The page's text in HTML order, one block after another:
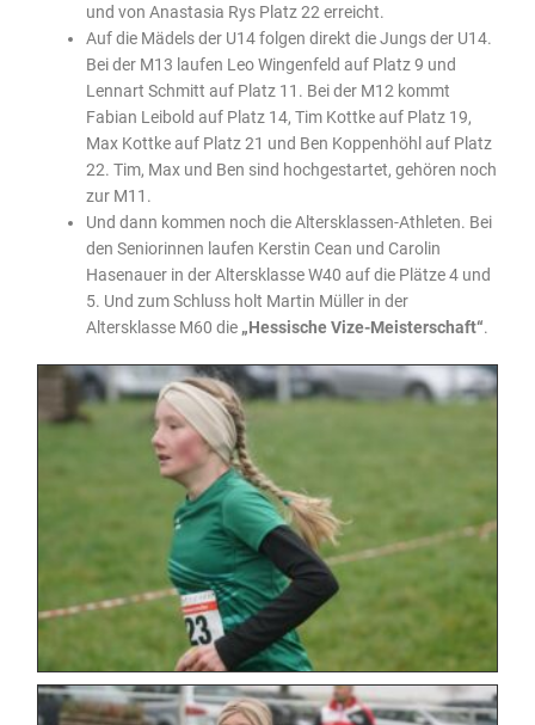
und von Anastasia Rys Platz 22 erreicht.
Auf die Mädels der U14 folgen direkt die Jungs der U14.
Bei der M13 laufen Leo Wingenfeld auf Platz 9 und
Lennart Schmitt auf Platz 11. Bei der M12 kommt
Fabian Leibold auf Platz 14, Tim Kottke auf Platz 19,
Max Kottke auf Platz 21 und Ben Koppenhöhl auf Platz
22. Tim, Max und Ben sind hochgestartet, gehören noch
zur M11.
Und dann kommen noch die Altersklassen-Athleten. Bei
den Seniorinnen laufen Kerstin Cean und Carolin
Hasenauer in der Altersklasse W40 auf die Plätze 4 und
5. Und zum Schluss holt Martin Müller in der
Altersklasse M60 die „Hessische Vize-Meisterschaft“.